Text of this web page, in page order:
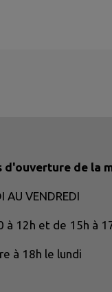
d'ouverture de la
AU VENDREDI
à 12h et de 15h à
à 18h le lundi